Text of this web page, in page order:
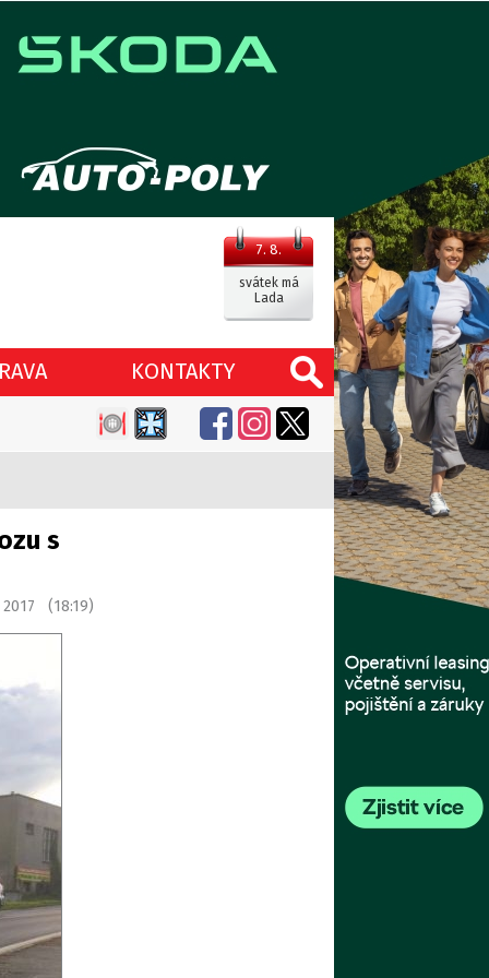
7. 8.
svátek má
Lada
KONTAKTY
s
2017 (18:19)